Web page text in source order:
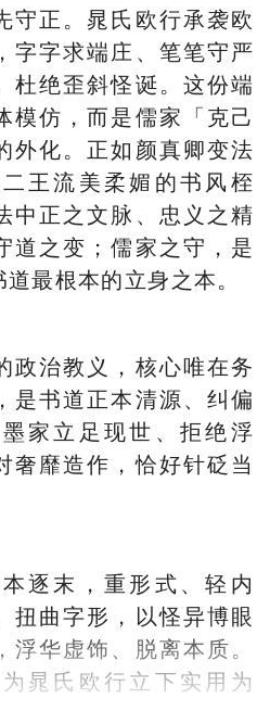
守正。晁氏欧行承袭欧
字字求端庄、笔笔守严
杜绝歪斜怪诞。这份端
模仿，而是儒家「克己
外化。正如颜真卿变法
王流美柔媚的书风桎
中正之文脉、忠义之精
道之变；儒家之守，是
最根本的立身之本。
政治教义，核心唯在务
是书道正本清源、纠偏
家立足现世、拒绝浮
奢靡造作，恰好针砭当
逐末，重形式、轻内
扭曲字形，以怪异博眼
华虚饰、脱离本质。
晁氏欧行立下实用为